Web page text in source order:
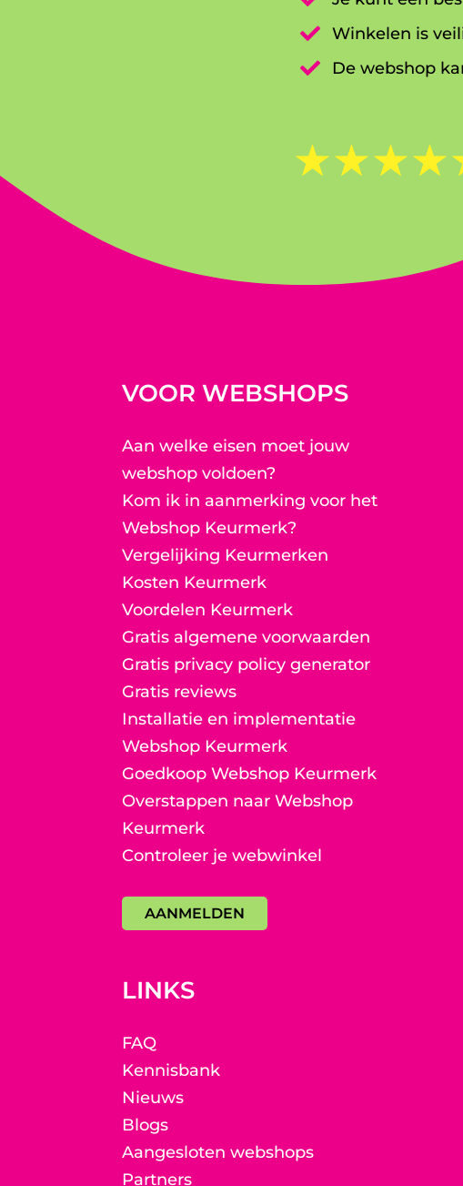
 Winkelen is

De webshop
☆☆☆☆
VOOR WEBSHOPS
Aan welke eisen moet jouw
webshop voldoen?
Kom ik in aanmerking voor het
Webshop Keurmerk?
Vergelijking Keurmerken
Kosten Keurmerk
Voordelen Keurmerk
Gratis algemene voorwaarden
Gratis privacy policy generator
Gratis reviews
Installatie en implementatie
Webshop Keurmerk
Goedkoop Webshop Keurmerk
Overstappen naar Webshop
Keurmerk
Controleer je webwinkel
AANMELDEN
LINKS
FAQ
Kennisbank
Nieuws
Blogs
Aangesloten webshops
Partners